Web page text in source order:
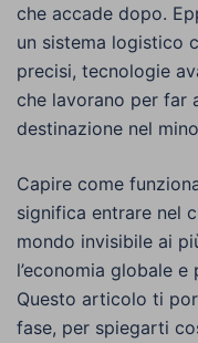
che accade dopo.
un sistema logistico
precisi, tecnologie
che lavorano per far
destinazione nel
Capire come
significa entrare nel
mondo invisibile ai
l’economia globale
Questo articolo ti
fase, per spiegarti